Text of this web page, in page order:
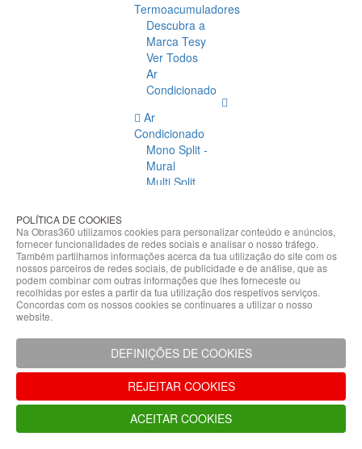
Termoacumuladores
Descubra a
Marca Tesy
Ver Todos
Ar
Condicionado
Ar
Condicionado
Mono Split -
Mural
Multi Split
Condicionado
Acessórios
Climatização
Acessórios
Climatização
Hidráulicas
Controladores
Fixações e
Acessórios
Isolamento
para
Tubagem
POLÍTICA DE COOKIES
Na Obras360 utilizamos cookies para personalizar conteúdo e anúncios,
fornecer funcionalidades de redes sociais e analisar o nosso tráfego.
Também partilhamos informações acerca da tua utilização do site com os
nossos parceiros de redes sociais, de publicidade e de análise, que as
podem combinar com outras informações que lhes forneceste ou
recolhidas por estes a partir da tua utilização dos respetivos serviços.
Concordas com os nossos cookies se continuares a utilizar o nosso
website.
DEFINIÇÕES DE COOKIES
REJEITAR COOKIES
ACEITAR COOKIES